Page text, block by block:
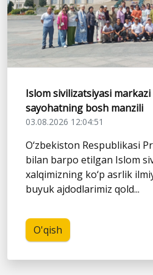
Islom sivilizatsiyasi markazi
sayohatning bosh manzili
03.08.2026 12:04:51
O‘zbekiston Respublikasi
bilan barpo etilgan Islom
xalqimizning ko‘p asrlik
buyuk ajdodlarimiz qold...
O'qish